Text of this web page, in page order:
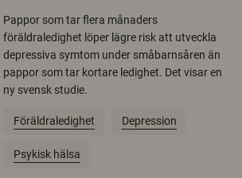
Pappor som tar flera månaders
föräldraledighet löper lägre risk att utveckla
depressiva symtom under småbarnsåren än
pappor som tar kortare ledighet. Det visar en
ny svensk studie.
Föräldraledighet Depression
Psykisk hälsa